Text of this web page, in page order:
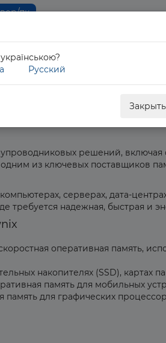
пк
0 800 311
Русский
Закрыть
решений,
из ключевых поставщиков
серверах, дата-
требуется надежная, быстрая и
оперативная память,
накопителях (SSD), картах
память для мобильных
память для графических